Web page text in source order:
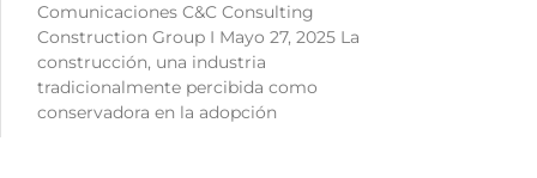
Comunicaciones C&C Consulting
Construction Group I Mayo 27, 2025 La
construcción, una industria
tradicionalmente percibida como
conservadora en la adopción